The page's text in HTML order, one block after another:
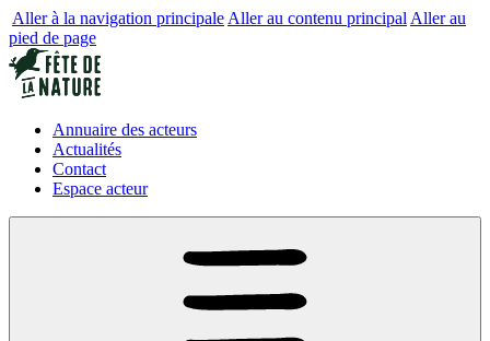
Aller à la navigation principale Aller au contenu principal Aller au
pied de page
Annuaire des acteurs
Actualités
Contact
Espace acteur